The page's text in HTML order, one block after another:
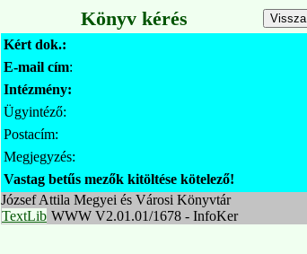
Könyv kérés
Kért dok.:
E-mail cím:
Intézmény:
Ügyintéző:
Postacím:
Megjegyzés:
Vastag betűs mezők kitöltése kötelező!
József Attila Megyei és Városi Könyvtár
TextLib WWW V2.01.01/1678 - InfoKer